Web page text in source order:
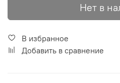
Нет в
В избранное
Добавить в сравнение